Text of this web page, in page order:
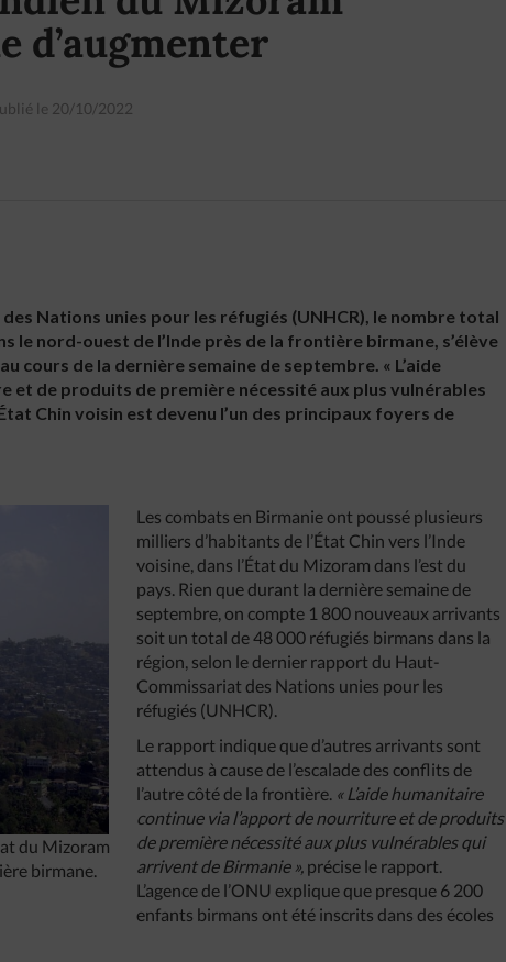
d’augmenter
le 20/10/2022
Nations unies pour les réfugiés (UNHCR), le nombre total
le nord-ouest de l’Inde près de la frontière birmane, s’élève
cours de la dernière semaine de septembre. « L’aide
et de produits de première nécessité aux plus vulnérables
Chin voisin est devenu l’un des principaux foyers de
du Mizoram
birmane.
Les combats en Birmanie ont poussé plusieurs
milliers d’habitants de l’État Chin vers l’Inde
voisine, dans l’État du Mizoram dans l’est du
pays. Rien que durant la dernière semaine de
septembre, on compte 1 800 nouveaux arrivants
soit un total de 48 000 réfugiés birmans dans la
région, selon le dernier rapport du Haut-
Commissariat des Nations unies pour les
réfugiés (UNHCR).
Le rapport indique que d’autres arrivants sont
attendus à cause de l’escalade des conflits de
l’autre côté de la frontière. « L’aide humanitaire
continue via l’apport de nourriture et de produits
de première nécessité aux plus vulnérables qui
arrivent de Birmanie », précise le rapport.
L’agence de l’ONU explique que presque 6 200
enfants birmans ont été inscrits dans des écoles